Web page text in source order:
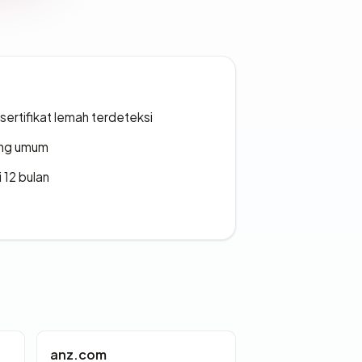
lemah terdeteksi
umum
bulan
anz.com